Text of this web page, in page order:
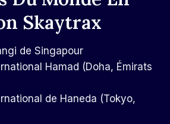
Skaytrax
de Singapour
Hamad (Doha, Émirats
de Haneda (Tokyo,